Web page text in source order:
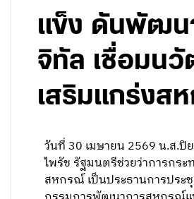
แข็ง ดันพัฒน
จิทัล เชื่อมนวั
เสริมแกร่งส
วันที่ 30 เมษายน 2569 น.ส.ปิ
ไพรัช รัฐมนตรีช่วยว่าการกระ
สหกรณ์ เป็นประธานการปร